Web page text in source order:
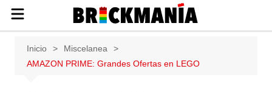
sobre las construcciones LEGO: Star
Wars, Harry Potter, City, Friends, Technic,
Inicio
Miscelanea
AMAZON PRIME: Grandes Ofertas en LEGO